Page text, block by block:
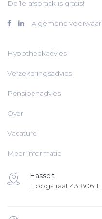
De 1e afspraak is gratis!
Algemene
Hypotheekadvies
Verzekeringsadvies
Pensioenadvies
Over
Vacature
Meer informatie
Hasselt
Hoogstraat 43